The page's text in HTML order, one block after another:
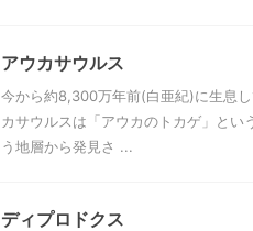
アウカサウルス
今から約8,300万年前(白亜紀)に生息
カサウルスは「アウカのトカゲ」と
う地層から発見さ ...
ディプロドクス